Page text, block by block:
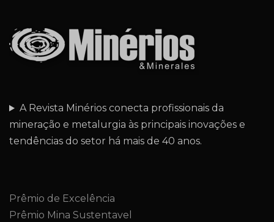
A Revista Minérios conecta profissionais da
mineração e metalurgia às principais inovações e
tendências do setor há mais de 40 anos.
Prêmio de Excelência
Prêmio Mina Sustentavel